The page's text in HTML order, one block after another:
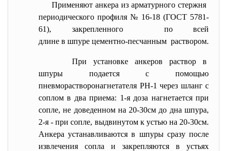
Применяют анкера из арматурного стержня
периодического профиля № 16-18 (ГОСТ 5781-
61), закрепленного по всей
длине в шпуре цементно-песчанным раствором.
При установке анкеров раствор в
шпуры подается с помощью
пневморастворонагнетателя РН-1 через шланг с
соплом в два приема: 1-я доза нагнетается при
сопле, не доведенном на 20-30см до дна шпура,
2-я - при сопле, выдвинутом к устью на 20-30см.
Анкера устанавливаются в шпуры сразу после
извлечения сопла и закрепляются в устьях